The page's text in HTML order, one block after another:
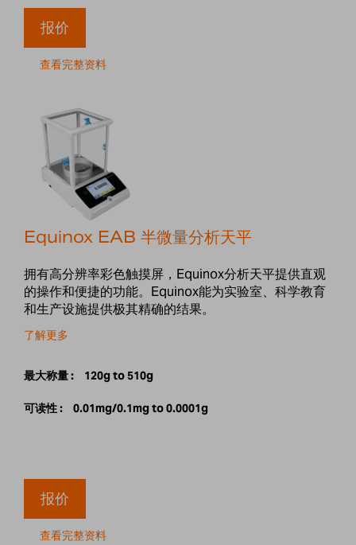
报价
查看完整资料
Equinox EAB 半微量分析天平
拥有高分辨率彩色触摸屏，Equinox分析天平提供直观
的操作和便捷的功能。Equinox能为实验室、科学教育
和生产设施提供极其精确的结果。
了解更多
最大称量 : 120g to 510g
可读性 : 0.01mg/0.1mg to 0.0001g
报价
查看完整资料